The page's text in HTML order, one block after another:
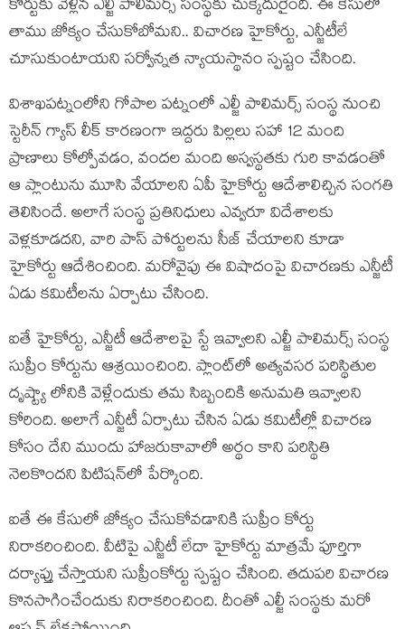
కోర్టుకు వెళ్లిన ఎల్జీ పాలిమ‌ర్స్ సంస్థకు చుక్కెదురైంది. ఈ కేసులో
తాము జోక్యం చేసుకోబోమ‌ని.. విచార‌ణ హైకోర్టు, ఎన్జీటీలే
చూసుకుంటాయ‌ని స‌ర్వోన్న‌త న్యాయ‌స్థానం స్ప‌ష్టం చేసింది.
విశాఖ‌ప‌ట్నంలోని గోపాల ప‌ట్నంలో ఎల్జీ పాలిమ‌ర్స్ సంస్థ నుంచి
స్టెరీన్ గ్యాస్ లీక్ కార‌ణంగా ఇద్ద‌రు పిల్ల‌లు స‌హా 12 మంది
ప్రాణాలు కోల్పోవ‌డం, వంద‌ల మంది అస్వ‌స్థ‌త‌కు గురి కావ‌డంతో
ఆ ప్లాంటును మూసి వేయాల‌ని ఏపీ హైకోర్టు ఆదేశాలిచ్చిన సంగ‌తి
తెలిసిందే. అలాగే సంస్థ ప్ర‌తినిధులు ఎవ్వ‌రూ విదేశాల‌కు
వెళ్ల‌కూడ‌ద‌ని, వారి పాస్ పోర్టుల‌ను సీజ్ చేయాల‌ని కూడా
హైకోర్టు ఆదేశించింది. మ‌రోవైపు ఈ విషాదంపై విచార‌ణ‌కు ఎన్జీటీ
ఏడు క‌మిటీల‌ను ఏర్పాటు చేసింది.
ఐతే హైకోర్టు, ఎన్జీటీ ఆదేశాల‌పై స్టే ఇవ్వాల‌ని ఎల్జీ పాలిమర్స్ సంస్థ
సుప్రీం కోర్టును ఆశ్ర‌యించింది. ప్లాంట్‌లో అత్య‌వ‌స‌ర ప‌రిస్థితుల
దృష్ట్యా లోనికి వెళ్లేందుకు త‌మ సిబ్బందికి అనుమతి ఇవ్వాల‌ని
కోరింది. అలాగే ఎన్జీటీ ఏర్పాటు చేసిన ఏడు క‌మిటీల్లో విచార‌ణ
కోసం దేని ముందు హాజరుకావాలో అర్థం కాని పరిస్థితి
నెలకొందని పిటిషన్‌లో పేర్కొంది.
ఐతే ఈ కేసులో జోక్యం చేసుకోవ‌డానికి సుప్రీం కోర్టు
నిరాక‌రించింది. వీటిపై ఎన్జీటీ లేదా హైకోర్టు మాత్ర‌మే పూర్తిగా
దర్యాప్తు చేస్తాయని సుప్రీంకోర్టు స్పష్టం చేసింది. తదుపరి విచారణ
కొనసాగించేందుకు నిరాకరించింది. దీంతో ఎల్జీ సంస్థకు మ‌రో